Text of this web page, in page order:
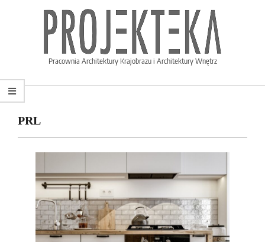
PROJEKTEKA.PL
Pracownia Architektury Krajobrazu i Architektury Wnętrz
PRL